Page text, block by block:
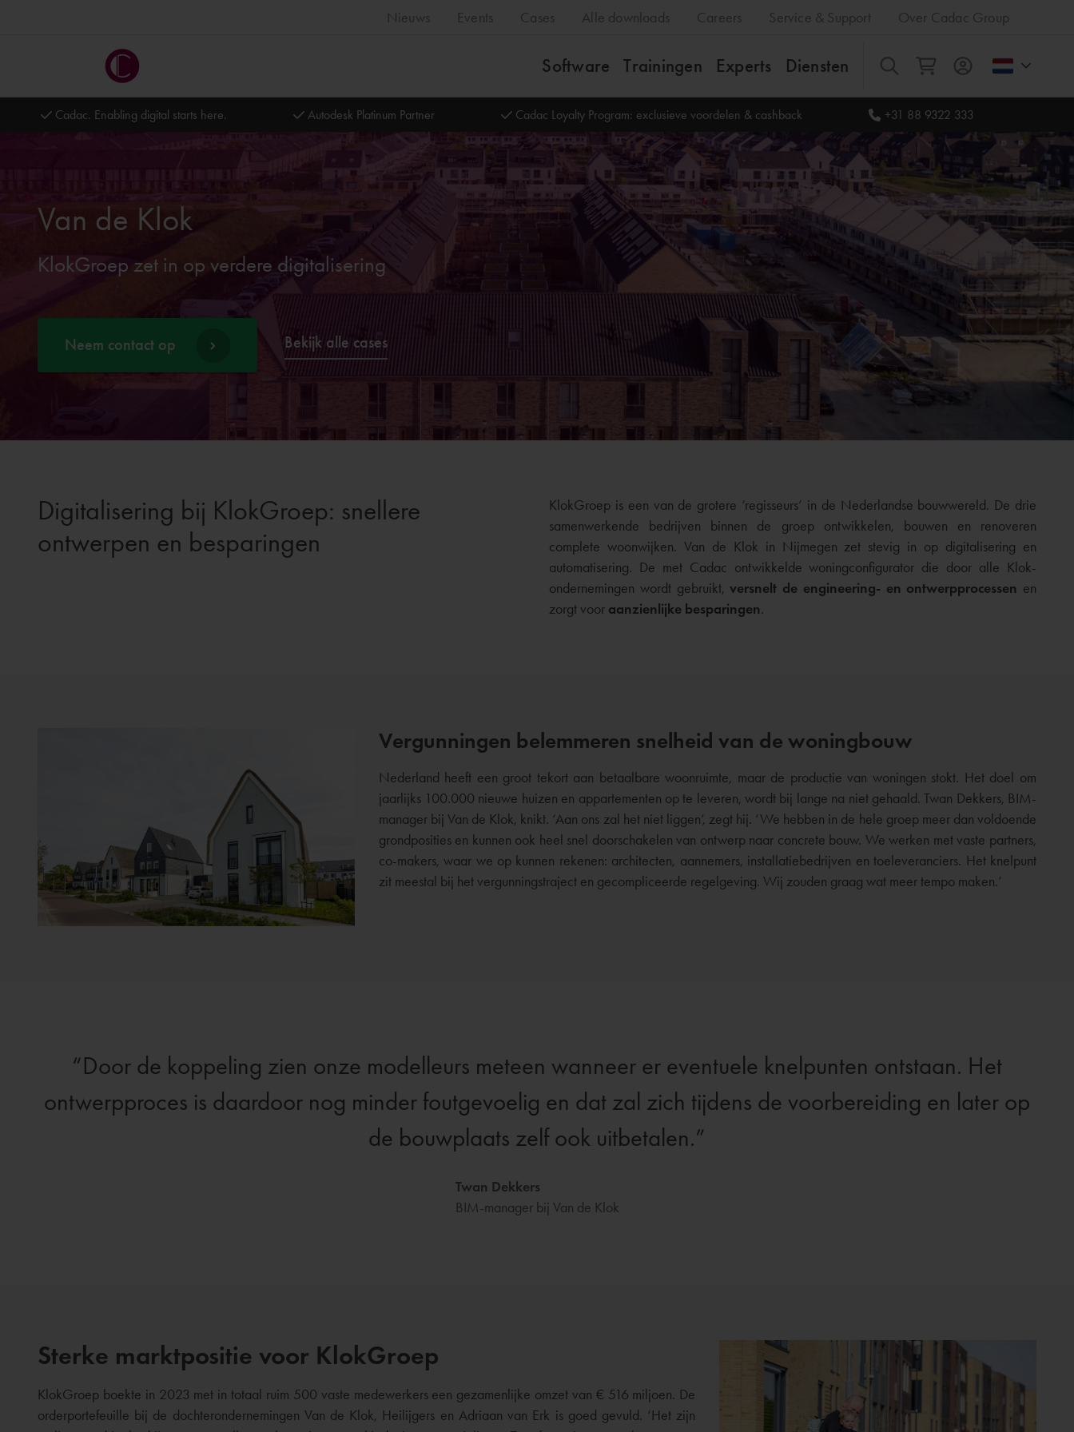
Nieuws Events Cases Alle downloads Careers Service & Support Over Cadac Group
Software Trainingen Experts Diensten Alles
Cadac. Enabling digital starts here. Autodesk Platinum Partner Cadac Loyalty Program: exclusieve voordelen & cashback +31 88 9322 333
Van de Klok
KlokGroep zet in op verdere digitalisering
Neem contact op Bekijk alle cases
Digitalisering bij KlokGroep: snellere
ontwerpen en besparingen
KlokGroep is een van de grotere ‘regisseurs’ in de Nederlandse bouwwereld. De drie
samenwerkende bedrijven binnen de groep ontwikkelen, bouwen en renoveren
complete woonwijken. Van de Klok in Nijmegen zet stevig in op digitalisering en
automatisering. De met Cadac ontwikkelde woningconfigurator die door alle Klok-
ondernemingen wordt gebruikt,versnelt de engineering- en ontwerpprocessen en
zorgt voor aanzienlijke besparingen.
Vergunningen belemmeren snelheid van de woningbouw
Nederland heeft een groot tekort aan betaalbare woonruimte, maar de productie van woningen stokt. Het doel om
jaarlijks 100.000 nieuwe huizen en appartementen op te leveren, wordt bij lange na niet gehaald. Twan Dekkers, BIM-
manager bij Van de Klok, knikt. ‘Aan ons zal het niet liggen’, zegt hij. ‘We hebben in de hele groep meer dan voldoende
grondposities en kunnen ook heel snel doorschakelen van ontwerp naar concrete bouw. We werken met vaste partners,
co-makers, waar we op kunnen rekenen: architecten, aannemers, installatiebedrijven en toeleveranciers. Het knelpunt
zit meestal bij het vergunningstraject en gecompliceerde regelgeving. Wij zouden graag wat meer tempo maken.’
Door de koppeling zien onze modelleurs meteen wanneer er eventuele knelpunten ontstaan. Het
ontwerpproces is daardoor nog minder foutgevoelig en dat zal zich tijdens de voorbereiding en later op
de bouwplaats zelf ook uitbetalen.
Twan Dekkers
BIM-manager bij Van de Klok
Sterke marktpositie voor KlokGroep
KlokGroep boekte in 2023 met in totaal ruim 500 vaste medewerkers een gezamenlijke omzet van € 516 miljoen. De
orderportefeuille bij de dochterondernemingen Van de Klok, Heilijgers en Adriaan van Erk is goed gevuld. ‘Het zijn